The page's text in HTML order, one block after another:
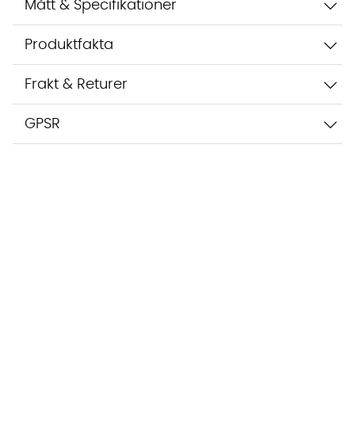
Mått & Specifikationer
Produktfakta
Frakt & Returer
GPSR